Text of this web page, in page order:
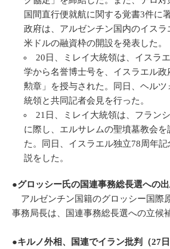
国間直行便就航に関する覚書3件に
政府は、アルゼンチン国内のイス
米ドルの融資枠の開設を発表した。
20日、ミレイ大統領は、イスラ
学から名誉博士号を、イスラエル
勲章」を授与された。同日、ヘルツ
統領と共同記者会見を行った。
21日、ミレイ大統領は、フラン
に際し、エルサレムの聖墳墓教会
た。同日、イスラエル独立78周年
説をした。
●グロッシー氏の国連事務総長選への出
アルゼンチン国籍のグロッシー国際
事務局長は、国連事務総長選への立候
●キルノ外相、国連でイラン批判（27日